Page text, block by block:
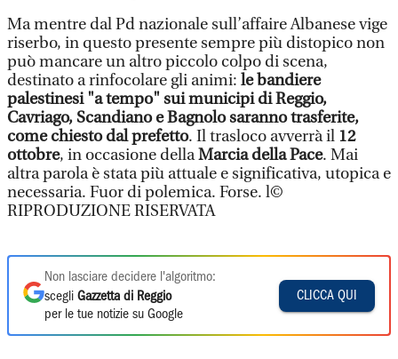
Ma mentre dal Pd nazionale sull’affaire Albanese vige
riserbo, in questo presente sempre più distopico non
può mancare un altro piccolo colpo di scena,
destinato a rinfocolare gli animi: le bandiere
palestinesi "a tempo" sui municipi di Reggio,
Cavriago, Scandiano e Bagnolo saranno trasferite,
come chiesto dal prefetto. Il trasloco avverrà il 12
ottobre, in occasione dellaMarcia della Pace. Mai
altra parola è stata più attuale e significativa, utopica e
necessaria. Fuor di polemica. Forse. l©
RIPRODUZIONE RISERVATA
Non lasciare decidere l'algoritmo:
scegli Gazzetta di Reggio
per le tue notizie su Google
CLICCA QUI